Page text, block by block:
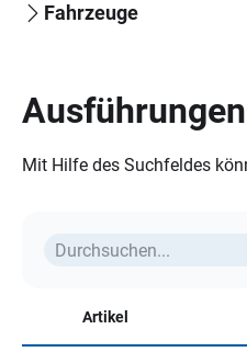
Fahrzeuge
Ausführungen
Mit Hilfe des Suchfeldes
Artikel